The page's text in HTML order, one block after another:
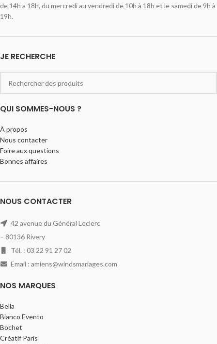
de 14h a 18h, du mercredi au vendredi de 10h à 18h et le samedi de 9h à
19h.
JE RECHERCHE
QUI SOMMES-NOUS ?
À propos
Nous contacter
Foire aux questions
Bonnes affaires
NOUS CONTACTER
42 avenue du Général Leclerc
– 80136 Rivery
Tél. : 03 22 91 27 02
Email : amiens@windsmariages.com
NOS MARQUES
Bella
Bianco Evento
Bochet
Créatif Paris